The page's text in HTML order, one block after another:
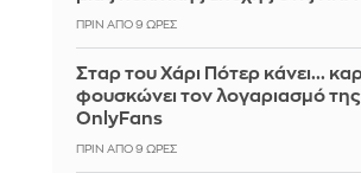
ΠΡΙΝ ΑΠΌ 9 ΏΡΕΣ
Σταρ του Χάρι Πότερ κάνει...
φουσκώνει τον λογαριασμό
OnlyFans
ΠΡΙΝ ΑΠΌ 9 ΏΡΕΣ